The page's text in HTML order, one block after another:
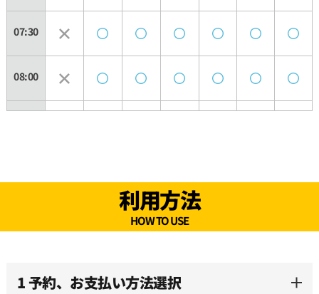
07:30
08:00
利用方法
HOW TO USE
1 予約、お支払い方法選択